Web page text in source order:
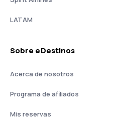
LATAM
Sobre eDestinos
Acerca de nosotros
Programa de afiliados
Mis reservas